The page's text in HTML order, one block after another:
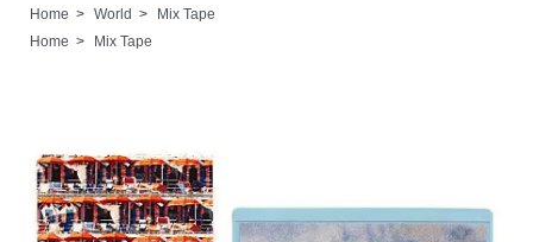
Home > World >
Mix Tape
Home > Mix Tape